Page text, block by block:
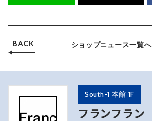
BACK ショップニュース一覧へ
South-1 本館 1F
フランフラン